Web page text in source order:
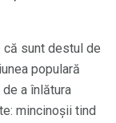
că sunt destul de
populară
a înlătura
mincinoșii tind